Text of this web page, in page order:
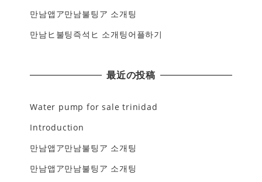
만남앱ア만남불팅ア 소개팅
만남ヒ불팅즉석ヒ 소개팅어플하기
最近の投稿
Water pump for sale trinidad
Introduction
만남앱ア만남불팅ア 소개팅
만남앱ア만남불팅ア 소개팅